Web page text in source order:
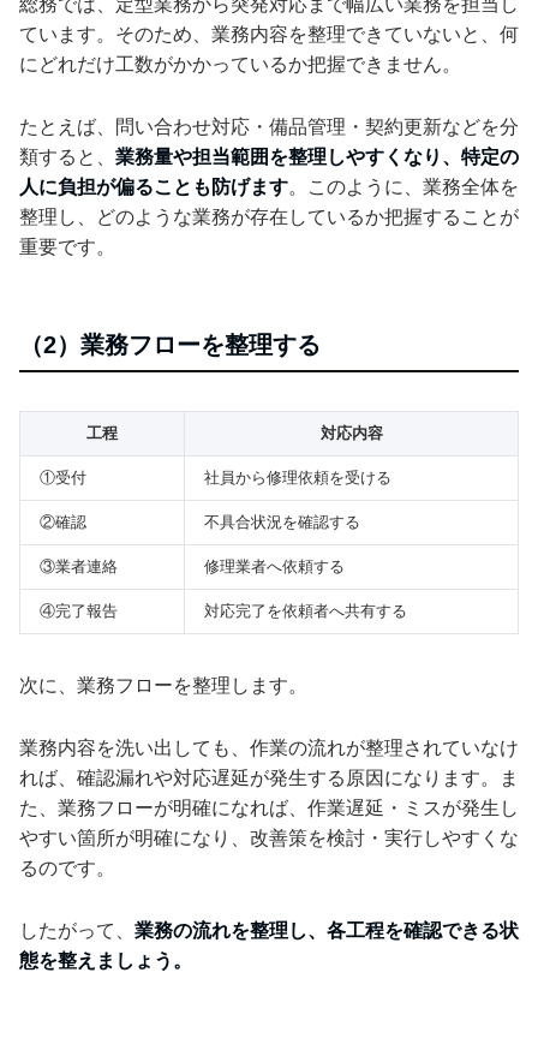
総務では、定型業務から突発対応まで幅広い業務を担当し
ています。そのため、業務内容を整理できていないと、何
にどれだけ工数がかかっているか把握できません。
たとえば、問い合わせ対応・備品管理・契約更新などを分
類すると、 業務量や担当範囲を整理しやすくなり、特定の
人に負担が偏ることも防げます。このように、業務全体を
整理し、どのような業務が存在しているか把握することが
重要です。
（2）業務フローを整理する
工程 対応内容
①受付 社員から修理依頼を受ける
②確認 不具合状況を確認する
③業者連絡 修理業者へ依頼する
④完了報告 対応完了を依頼者へ共有する
次に、業務フローを整理します。
業務内容を洗い出しても、作業の流れが整理されていなけ
れば、確認漏れや対応遅延が発生する原因になります。ま
た、業務フローが明確になれば、作業遅延・ミスが発生し
やすい箇所が明確になり、改善策を検討・実行しやすくな
るのです。
したがって、 業務の流れを整理し、各工程を確認できる状
態を整えましょう。